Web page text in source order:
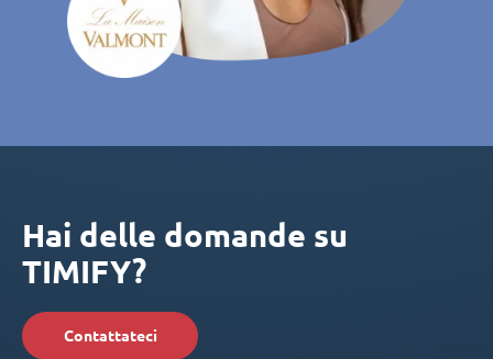
Hai delle domande su
TIMIFY?
Contattateci